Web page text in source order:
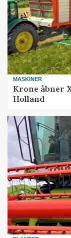
MASKINER
Krone åbner
Holland